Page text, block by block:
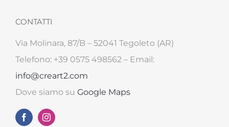
CONTATTI
Via Molinara, 87/B – 52041 Tegoleto (AR)
Telefono: +39 0575 498562 – Email:
info@creart2.com
Dove siamo su Google Maps